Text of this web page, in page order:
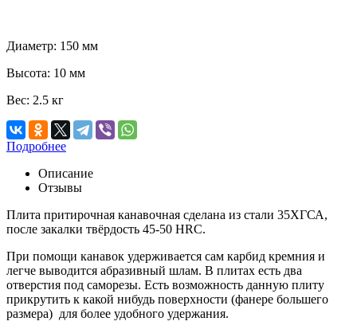
Диаметр: 150 мм
Высота: 10 мм
Вес: 2.5 кг
Подробнее
Описание
Отзывы
Плита притирочная канавочная сделана из стали 35ХГСА,
после закалки твёрдость 45-50 HRC.
При помощи канавок удерживается сам карбид кремния и
легче выводится абразивный шлам. В плитах есть два
отверстия под саморезы. Есть возможность данную плиту
прикрутить к какой нибудь поверхности (фанере большего
размера) для более удобного удержания.